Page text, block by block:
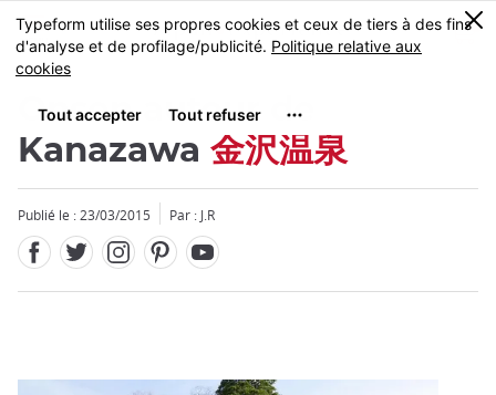
Skip
to
main
MENU
0
Onsen autour de
Kanazawa 金沢温泉
Publié le : 23/03/2015 Par : J.R
Fermer